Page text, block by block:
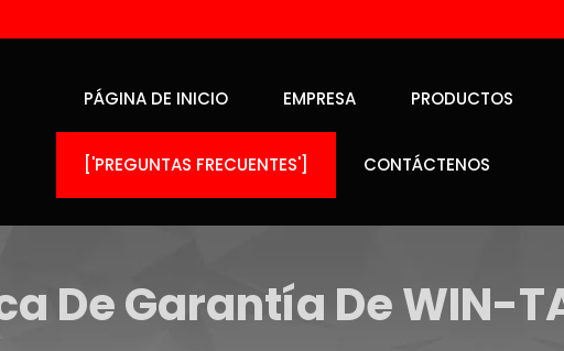
PÁGINA DE INICIO EMPRESA PRODUCTOS
['PREGUNTAS FRECUENTES'] CONTÁCTENOS
De Garantía De WIN-